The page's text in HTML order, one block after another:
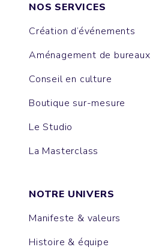
NOS SERVICES
Création d’événements
Aménagement de bureaux
Conseil en culture
Boutique sur-mesure
Le Studio
La Masterclass
NOTRE UNIVERS
Manifeste & valeurs
Histoire & équipe